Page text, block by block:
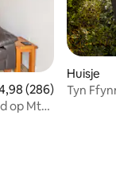
(286)
op Mt
Huisje
Tyn